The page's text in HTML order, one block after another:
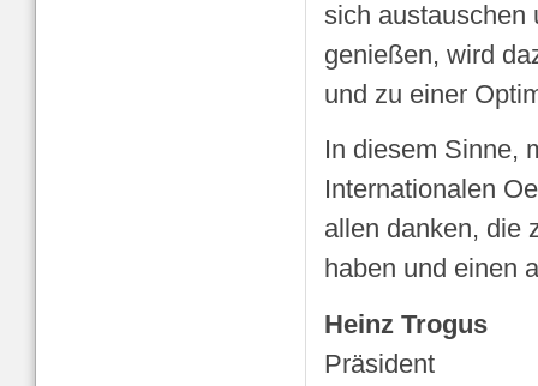
sich austauschen
genießen, wird
und zu einer
In diesem Sinne,
Internationalen
allen danken, die
haben und einen
Heinz Trogus
Präsident